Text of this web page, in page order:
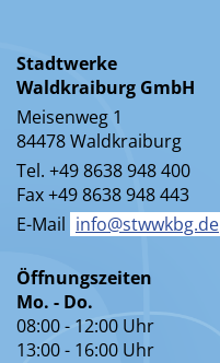
Stadtwerke
Waldkraiburg GmbH
Meisenweg 1
84478 Waldkraiburg
Tel. +49 8638 948 400
Fax +49 8638 948 443
E-Mail info@stwwkbg.de
Öffnungszeiten
Mo. - Do.
08:00 - 12:00 Uhr
13:00 - 16:00 Uhr